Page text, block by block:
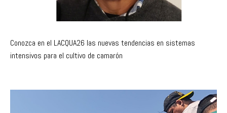
Conozca en el LACQUA26 las nuevas tendencias en sistemas
intensivos para el cultivo de camarón